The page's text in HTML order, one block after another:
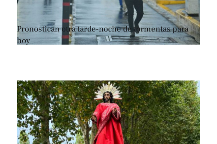
Pronostican otra tarde-noche de tormentas para
hoy